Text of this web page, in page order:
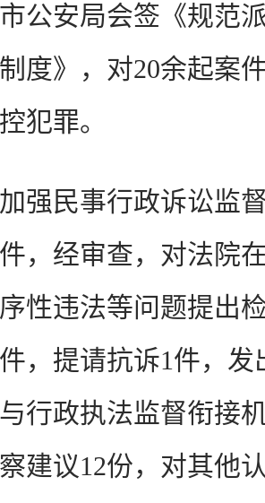
公安局会签《规范
度》，对20余起案
犯罪。
民事行政诉讼监督
，经审查，对法院
性违法等问题提出
，提请抗诉1件，
行政执法监督衔接
建议12份，对其他